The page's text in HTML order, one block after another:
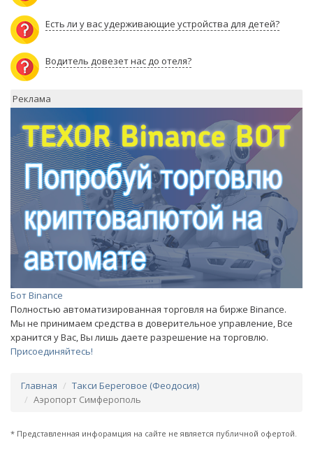
Есть ли у вас удерживающие устройства для детей?
Водитель довезет нас до отеля?
Реклама
Бот Binance
Полностью автоматизированная торговля на бирже Binance.
Мы не принимаем средства в доверительное управление, Все
хранится у Вас, Вы лишь даете разрешение на торговлю.
Присоединяйтесь!
Главная
Такси Береговое (Феодосия)
Аэропорт Симферополь
* Представленная инфорамция на сайте не является публичной офертой.